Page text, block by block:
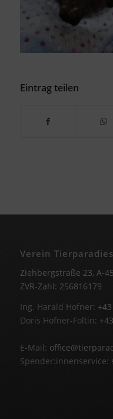
Eintrag teilen
Verein
Ziehbergstraße 23, A-
ZVR-Zahl: 256816179
Ing. Harald Hofner:
Doris Hofner-Foltin:
E-Mail:
Spender:innenservice: